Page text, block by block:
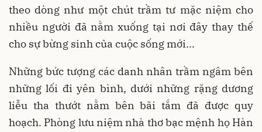
theo dòng như một chút trầm tư mặc niệm cho
nhiều người đã nằm xuống tại nơi đây thay thế
cho sự bừng sinh của cuộc sống mới...
Những bức tượng các danh nhân trầm ngâm bên
những lối đi yên bình, dưới những rặng dương
liễu tha thướt nằm bên bãi tắm đã được quy
hoạch. Phòng lưu niệm nhà thơ bạc mệnh họ Hàn